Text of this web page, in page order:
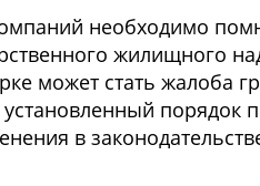
необходимо
жилищного
может стать жалоба
установленный
в